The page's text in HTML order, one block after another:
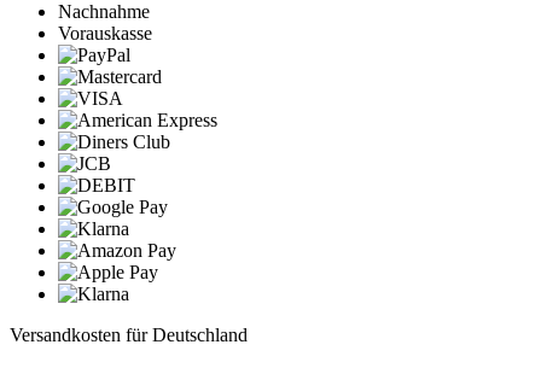
Nachnahme
Vorauskasse
Versandkosten für Deutschland